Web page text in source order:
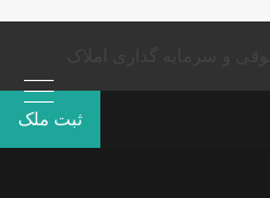
ثبت ملک